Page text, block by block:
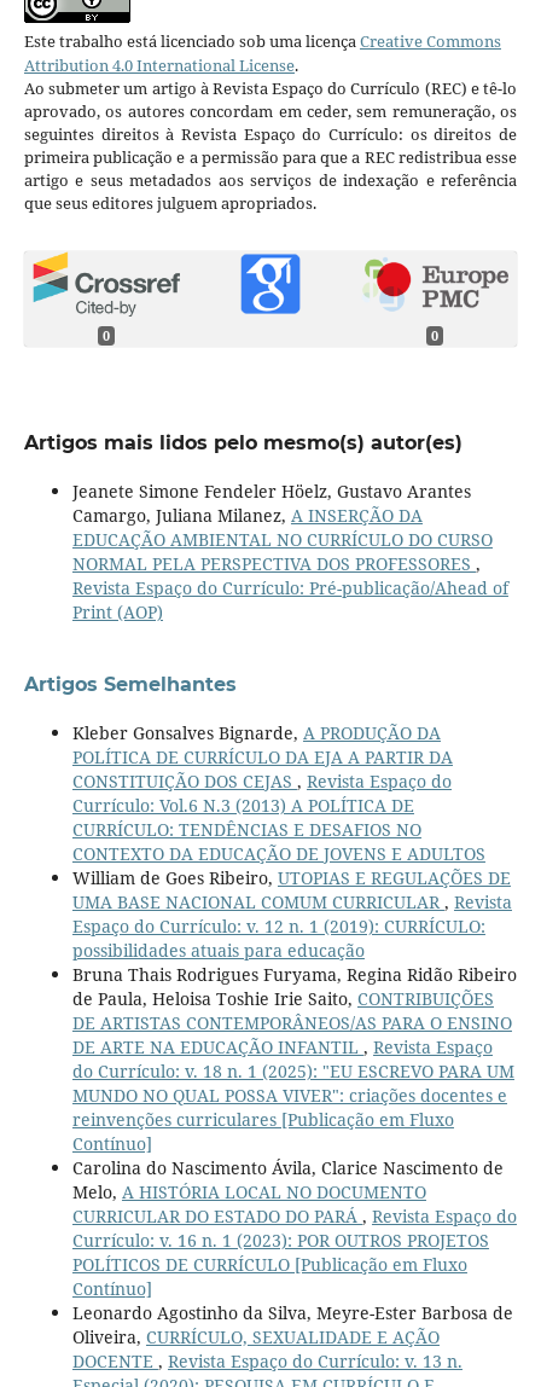
Este trabalho está licenciado sob uma licençaCreative Commons
Attribution 4.0 International License.
Ao submeter um artigo à Revista Espaço do Currículo (REC) e tê-lo
aprovado, os autores concordam em ceder, sem remuneração, os
seguintes direitos à Revista Espaço do Currículo: os direitos de
primeira publicação e a permissão para que a REC redistribua esse
artigo e seus metadados aos serviços de indexação e referência
que seus editores julguem apropriados.
0 0
Artigos mais lidos pelo mesmo(s) autor(es)
Jeanete Simone Fendeler Höelz, Gustavo Arantes
Camargo, Juliana Milanez, A INSERÇÃO DA
EDUCAÇÃO AMBIENTAL NO CURRÍCULO DO CURSO
NORMAL PELA PERSPECTIVA DOS PROFESSORES ,
Revista Espaço do Currículo: Pré-publicação/Ahead of
Print (AOP)
Artigos Semelhantes
Kleber Gonsalves Bignarde, A PRODUÇÃO DA
POLÍTICA DE CURRÍCULO DA EJA A PARTIR DA
CONSTITUIÇÃO DOS CEJAS , Revista Espaço do
Currículo: Vol.6 N.3 (2013) A POLÍTICA DE
CURRÍCULO: TENDÊNCIAS E DESAFIOS NO
CONTEXTO DA EDUCAÇÃO DE JOVENS E ADULTOS
William de Goes Ribeiro, UTOPIAS E REGULAÇÕES DE
UMA BASE NACIONAL COMUM CURRICULAR, Revista
Espaço do Currículo: v. 12 n. 1 (2019): CURRÍCULO:
possibilidades atuais para educação
Bruna Thais Rodrigues Furyama, Regina Ridão Ribeiro
de Paula, Heloisa Toshie Irie Saito, CONTRIBUIÇÕES
DE ARTISTAS CONTEMPORÂNEOS/AS PARA O ENSINO
DE ARTE NA EDUCAÇÃO INFANTIL , Revista Espaço
do Currículo: v. 18 n. 1 (2025): "EU ESCREVO PARA UM
MUNDO NO QUAL POSSA VIVER": criações docentes e
reinvenções curriculares [Publicação em Fluxo
Contínuo]
Carolina do Nascimento Ávila, Clarice Nascimento de
Melo, A HISTÓRIA LOCAL NO DOCUMENTO
CURRICULAR DO ESTADO DO PARÁ , Revista Espaço do
Currículo: v. 16 n. 1 (2023): POR OUTROS PROJETOS
POLÍTICOS DE CURRÍCULO [Publicação em Fluxo
Contínuo]
Leonardo Agostinho da Silva, Meyre-Ester Barbosa de
Oliveira, CURRÍCULO, SEXUALIDADE E AÇÃO
DOCENTE , Revista Espaço do Currículo: v. 13 n.